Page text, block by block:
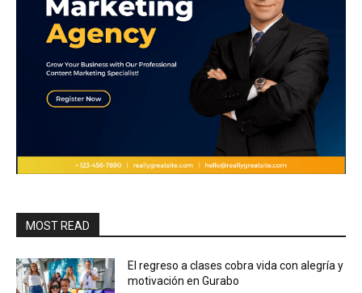
MOST READ
El regreso a clases cobra vida con alegría y
motivación en Gurabo